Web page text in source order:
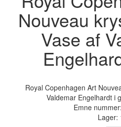
Nouveau
Vase af
Royal Copenhagen Art
Valdemar Engelhardt i
Emne nummer:
Lager: